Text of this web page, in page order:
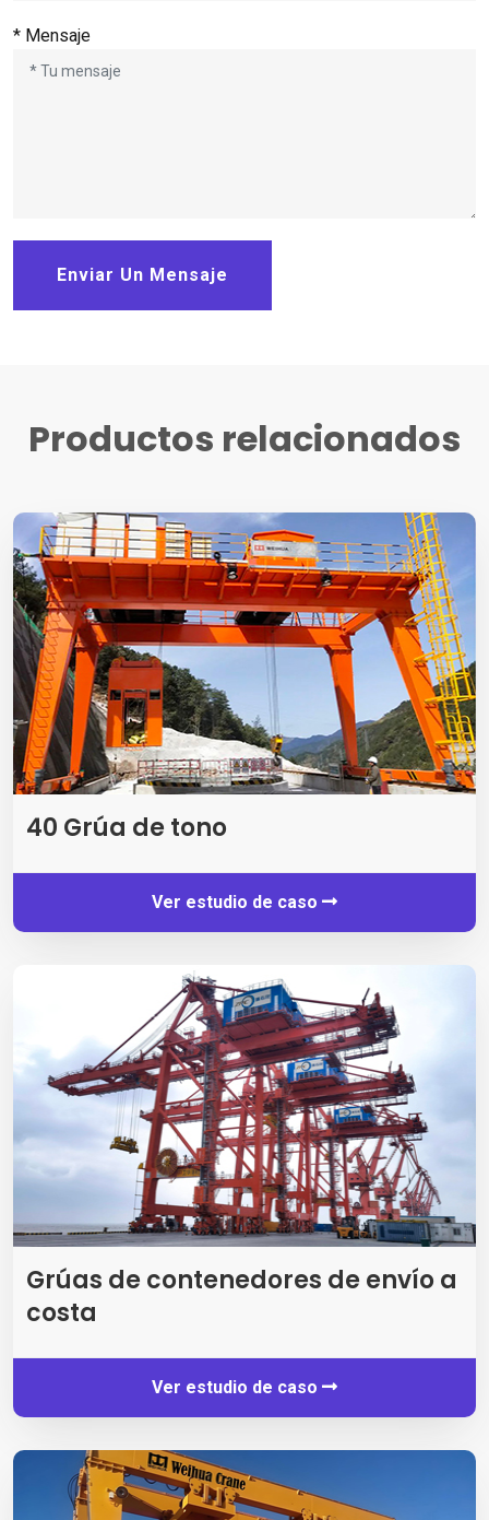
* Mensaje
Enviar Un Mensaje
Productos relacionados
40 Grúa de tono
Ver estudio de caso
Grúas de contenedores de envío a
costa
Ver estudio de caso